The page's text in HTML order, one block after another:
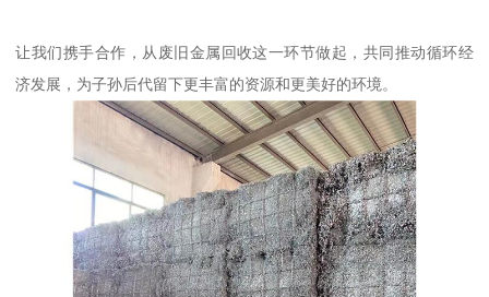
让我们携手合作，从废旧金属回收这一环节做起，共同推动循环经
济发展，为子孙后代留下更丰富的资源和更美好的环境。